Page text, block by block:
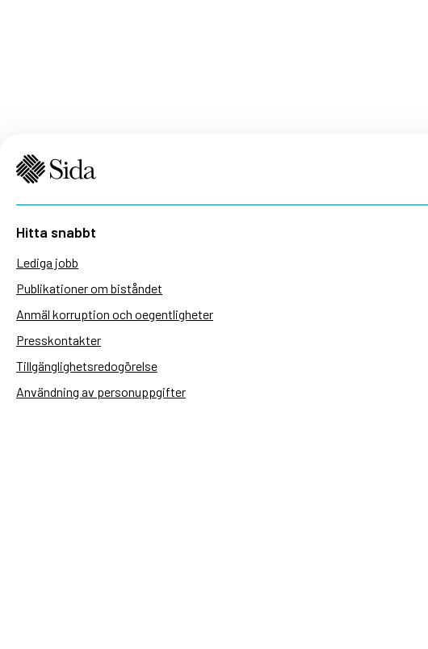
Hitta snabbt
Lediga jobb
Publikationer om biståndet
Anmäl korruption och oegentligheter
Presskontakter
Tillgänglighetsredogörelse
Användning av personuppgifter